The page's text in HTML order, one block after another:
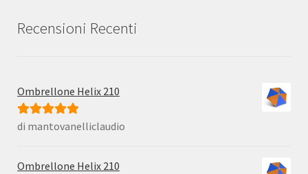
Recensioni Recenti
Ombrellone Helix 210
Valutato5su
di mantovanelliclaudio
Ombrellone Helix 210